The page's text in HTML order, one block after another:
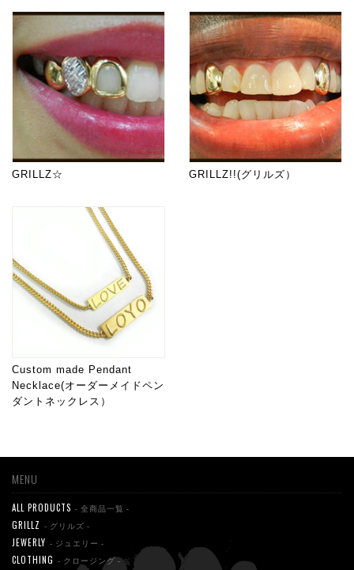
GRILLZ☆ GRILLZ!!(グリルズ）
Custom made Pendant
Necklace(オーダーメイドペン
ダントネックレス）
MENU
ALL PRODUCTS - 全商品一覧 -
GRILLZ - グリルズ -
JEWERLY - ジュエリー -
CLOTHING - クロージング -